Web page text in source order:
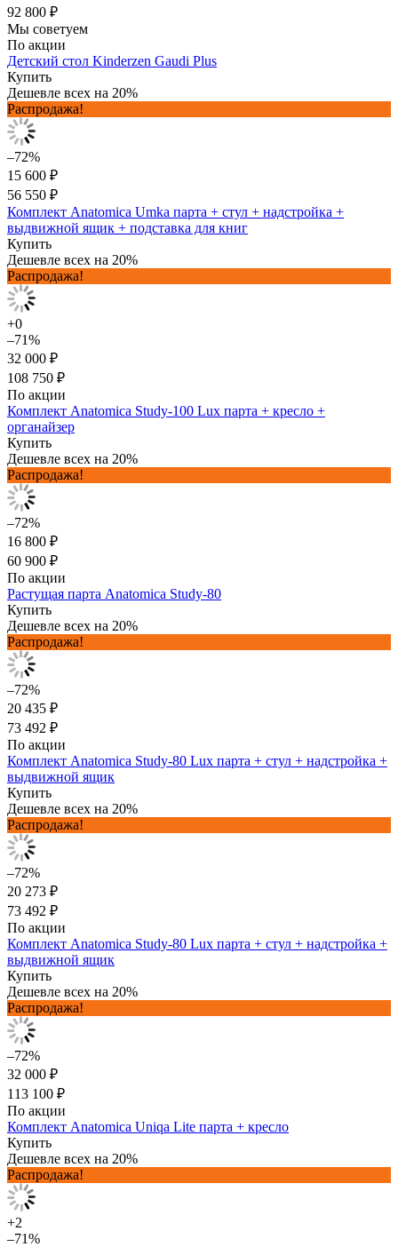
92 800 ₽
Мы советуем
По акции
Детский стол Kinderzen Gaudi Plus
Купить
Дешевле всех на 20%
Распродажа!
–72%
15 600 ₽
56 550 ₽
Комплект Anatomica Umka парта + стул + надстройка +
выдвижной ящик + подставка для книг
Купить
Дешевле всех на 20%
Распродажа!
+0
–71%
32 000 ₽
108 750 ₽
По акции
Комплект Anatomica Study-100 Lux парта + кресло +
органайзер
Купить
Дешевле всех на 20%
Распродажа!
–72%
16 800 ₽
60 900 ₽
По акции
Растущая парта Anatomica Study-80
Купить
Дешевле всех на 20%
Распродажа!
–72%
20 435 ₽
73 492 ₽
По акции
Комплект Anatomica Study-80 Lux парта + стул + надстройка +
выдвижной ящик
Купить
Дешевле всех на 20%
Распродажа!
–72%
20 273 ₽
73 492 ₽
По акции
Комплект Anatomica Study-80 Lux парта + стул + надстройка +
выдвижной ящик
Купить
Дешевле всех на 20%
Распродажа!
–72%
32 000 ₽
113 100 ₽
По акции
Комплект Anatomica Uniqa Lite парта + кресло
Купить
Дешевле всех на 20%
Распродажа!
+2
–71%